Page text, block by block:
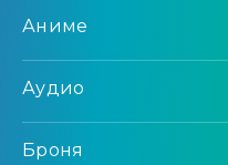
Аниме
Аудио
Броня